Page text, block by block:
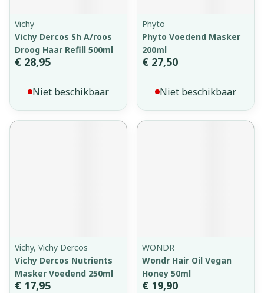
Vichy
Vichy Dercos Sh A/roos
Droog Haar Refill 500ml
€ 28,95
Niet beschikbaar
Phyto
Phyto Voedend Masker
200ml
€ 27,50
Niet beschikbaar
Vichy, Vichy Dercos
Vichy Dercos Nutrients
Masker Voedend 250ml
€ 17,95
WONDR
Wondr Hair Oil Vegan
Honey 50ml
€ 19,90